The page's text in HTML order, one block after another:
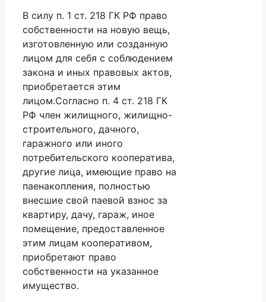
В силу п. 1 ст. 218 ГК РФ право
собственности на новую вещь,
изготовленную или созданную
лицом для себя с соблюдением
закона и иных правовых актов,
приобретается этим
лицом.Согласно п. 4 ст. 218 ГК
РФ член жилищного, жилищно-
строительного, дачного,
гаражного или иного
потребительского кооператива,
другие лица, имеющие право на
паенакопления, полностью
внесшие свой паевой взнос за
квартиру, дачу, гараж, иное
помещение, предоставленное
этим лицам кооперативом,
приобретают право
собственности на указанное
имущество.